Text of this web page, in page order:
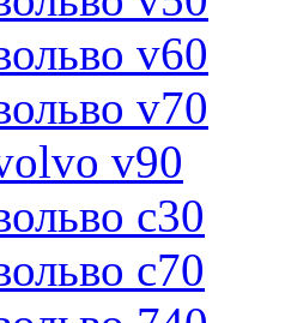
v60
v70
v90
c30
c70